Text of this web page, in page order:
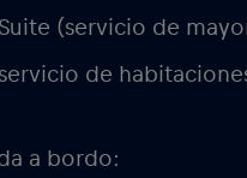
Suite (servicio de
servicio de
a bordo: